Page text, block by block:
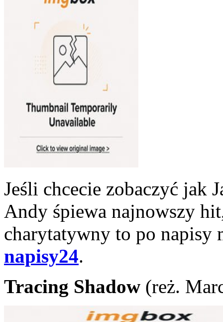
Jeśli chcecie zobaczyć jak
Andy śpiewa najnowszy
charytatywny to po napisy
napisy24.
Tracing Shadow (reż.